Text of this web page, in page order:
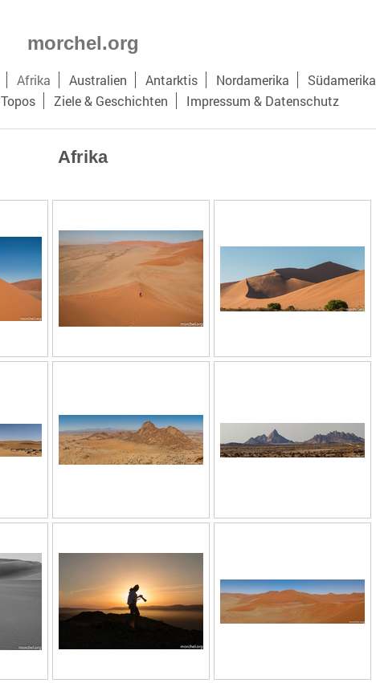
morchel.org
Afrika Australien Antarktis Nordamerika
Südamerika
Topos Ziele & Geschichten Impressum & Datenschutz
Afrika